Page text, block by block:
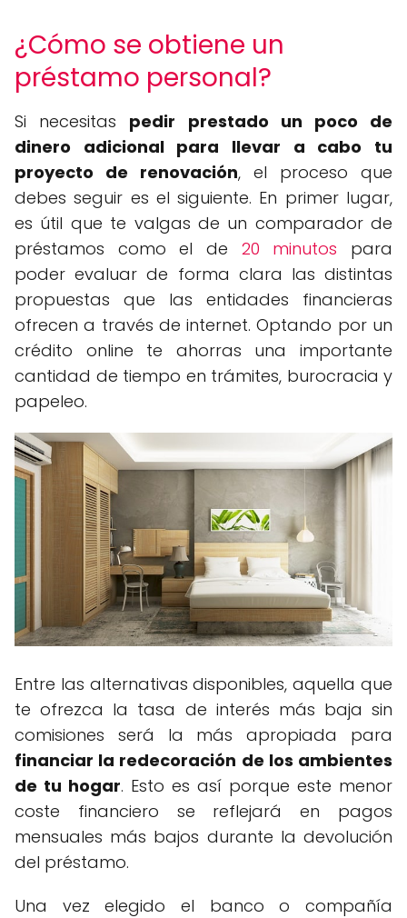
¿Cómo se obtiene un
préstamo personal?
Si necesitas pedir prestado un poco de
dinero adicional para llevar a cabo tu
proyecto de renovación, el proceso que
debes seguir es el siguiente. En primer lugar,
es útil que te valgas de un comparador de
préstamos como el de 20 minutos para
poder evaluar de forma clara las distintas
propuestas que las entidades financieras
ofrecen a través de internet. Optando por un
crédito online te ahorras una importante
cantidad de tiempo en trámites, burocracia y
papeleo.
Entre las alternativas disponibles, aquella que
te ofrezca la tasa de interés más baja sin
comisiones será la más apropiada para
financiar la redecoración de los ambientes
de tu hogar. Esto es así porque este menor
coste financiero se reflejará en pagos
mensuales más bajos durante la devolución
del préstamo.
Una vez elegido el banco o compañía